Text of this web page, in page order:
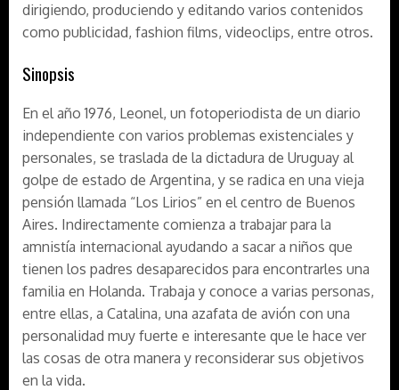
dirigiendo, produciendo y editando varios contenidos
como publicidad, fashion films, videoclips, entre otros.
Sinopsis
En el año 1976, Leonel, un fotoperiodista de un diario
independiente con varios problemas existenciales y
personales, se traslada de la dictadura de Uruguay al
golpe de estado de Argentina, y se radica en una vieja
pensión llamada “Los Lirios” en el centro de Buenos
Aires. Indirectamente comienza a trabajar para la
amnistía internacional ayudando a sacar a niños que
tienen los padres desaparecidos para encontrarles una
familia en Holanda. Trabaja y conoce a varias personas,
entre ellas, a Catalina, una azafata de avión con una
personalidad muy fuerte e interesante que le hace ver
las cosas de otra manera y reconsiderar sus objetivos
en la vida.